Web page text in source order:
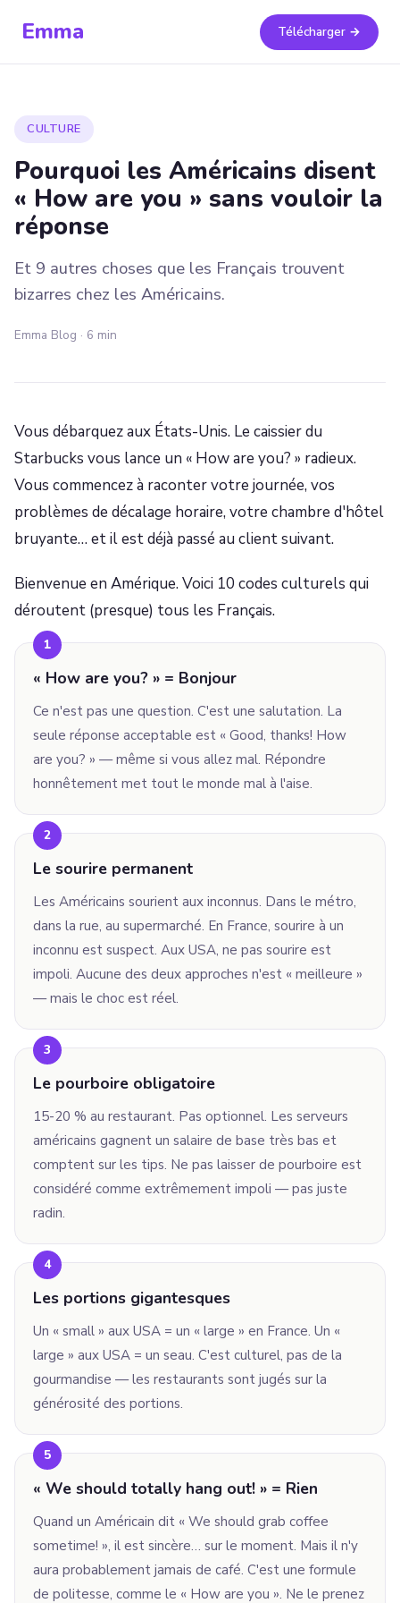
Emma Télécharger →
CULTURE
Pourquoi les Américains disent
« How are you » sans vouloir la
réponse
Et 9 autres choses que les Français trouvent
bizarres chez les Américains.
Emma Blog · 6 min
Vous débarquez aux États-Unis. Le caissier du
Starbucks vous lance un « How are you? » radieux.
Vous commencez à raconter votre journée, vos
problèmes de décalage horaire, votre chambre d'hôtel
bruyante… et il est déjà passé au client suivant.
Bienvenue en Amérique. Voici 10 codes culturels qui
déroutent (presque) tous les Français.
1
« How are you? » = Bonjour
Ce n'est pas une question. C'est une salutation. La
seule réponse acceptable est « Good, thanks! How
are you? » — même si vous allez mal. Répondre
honnêtement met tout le monde mal à l'aise.
2
Le sourire permanent
Les Américains sourient aux inconnus. Dans le métro,
dans la rue, au supermarché. En France, sourire à un
inconnu est suspect. Aux USA, ne pas sourire est
impoli. Aucune des deux approches n'est « meilleure »
— mais le choc est réel.
3
Le pourboire obligatoire
15-20 % au restaurant. Pas optionnel. Les serveurs
américains gagnent un salaire de base très bas et
comptent sur les tips. Ne pas laisser de pourboire est
considéré comme extrêmement impoli — pas juste
radin.
4
Les portions gigantesques
Un « small » aux USA = un « large » en France. Un «
large » aux USA = un seau. C'est culturel, pas de la
gourmandise — les restaurants sont jugés sur la
générosité des portions.
5
« We should totally hang out! » = Rien
Quand un Américain dit « We should grab coffee
sometime! », il est sincère… sur le moment. Mais il n'y
aura probablement jamais de café. C'est une formule
de politesse, comme le « How are you ». Ne le prenez